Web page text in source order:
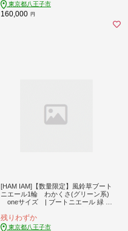
東京都八王子市
160,000 円
[HAM IAM]【数量限定】風鈴草ブート
ニエール1輪 わかくさ(グリーン系)
oneサイズ | ブートニエール 緑 ア
送料無料 東京 八王子
残りわずか
東京都八王子市